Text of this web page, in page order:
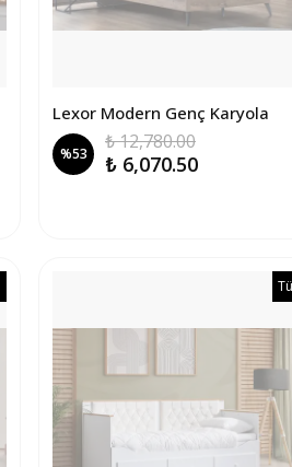
Lexor Modern Genç Karyola
%53
₺ 12,780.00
₺ 6,070.50